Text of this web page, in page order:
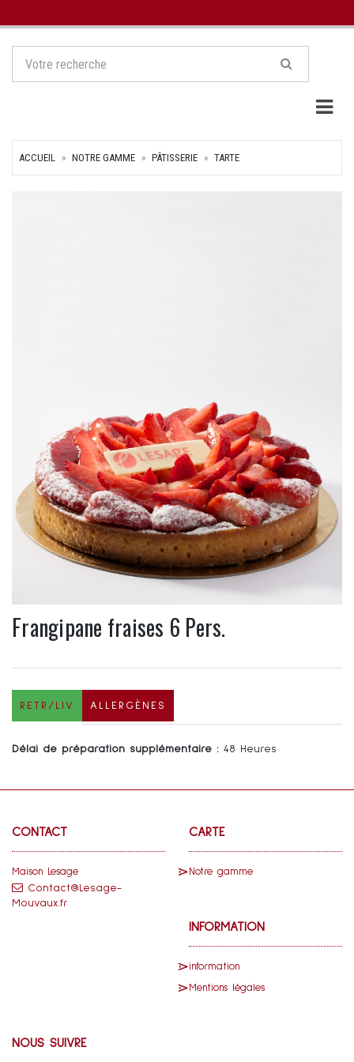
ACCUEIL NOTRE GAMME PÂTISSERIE TARTE
Frangipane fraises 6 Pers.
RETR/LIV ALLERGÈNES
Délai de préparation supplémentaire : 48 Heures
CONTACT
Maison Lesage
Contact@Lesage-
Mouvaux.fr
CARTE
Notre gamme
INFORMATION
information
Mentions légales
NOUS SUIVRE